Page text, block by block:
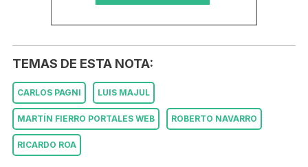
TEMAS DE ESTA NOTA:
CARLOS PAGNI LUIS MAJUL
MARTÍN FIERRO PORTALES WEB ROBERTO NAVARRO
RICARDO ROA